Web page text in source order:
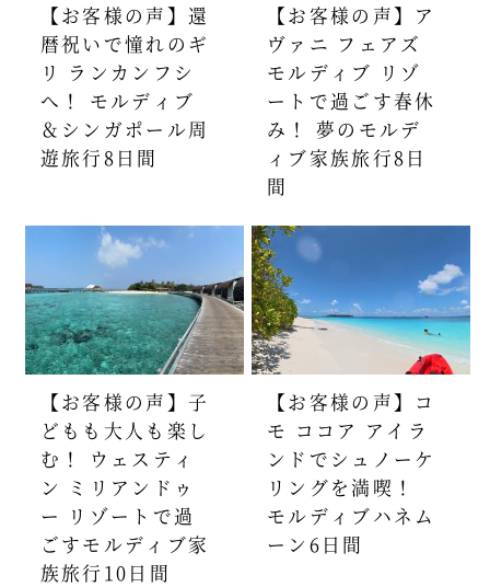
【お客様の声】還
暦祝いで憧れのギ
リ ランカンフシ
へ！ モルディブ
＆シンガポール周
遊旅行8日間
【お客様の声】ア
ヴァニ フェアズ
モルディブ リゾ
ートで過ごす春休
み！ 夢のモルデ
ィブ家族旅行8日
間
【お客様の声】子
どもも大人も楽し
む！ ウェスティ
ン ミリアンドゥ
ー リゾートで過
ごすモルディブ家
族旅行10日間
【お客様の声】コ
モ ココア アイラ
ンドでシュノーケ
リングを満喫！
モルディブハネム
ーン6日間